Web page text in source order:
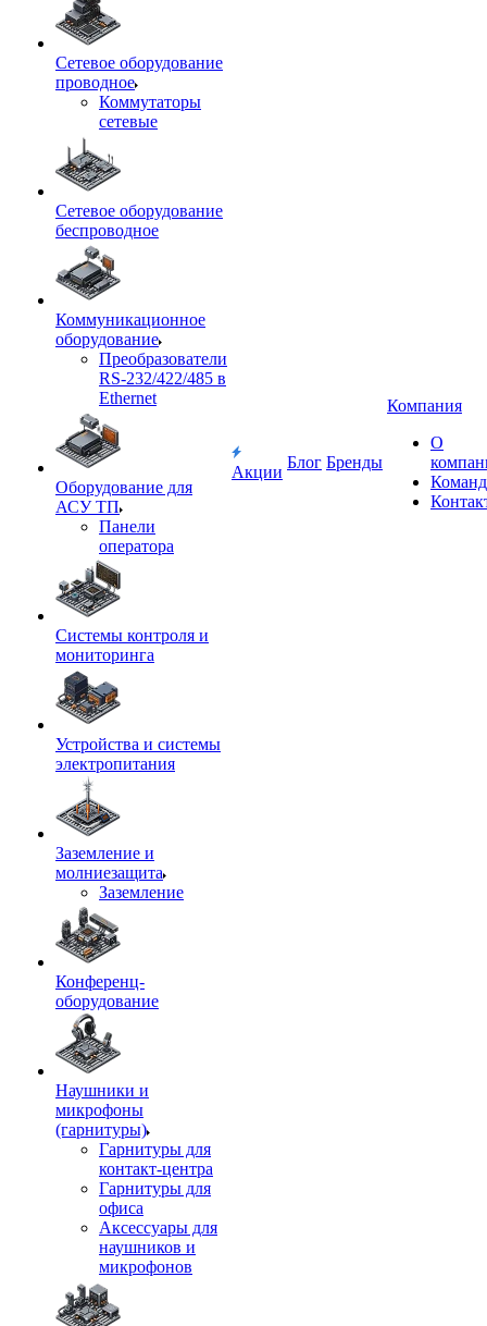
Сетевое оборудование
проводное
Коммутаторы
сетевые
Сетевое оборудование
беспроводное
Коммуникационное
оборудование
Преобразователи
RS-232/422/485 в
Ethernet
Оборудование для
АСУ ТП
Панели
оператора
Системы контроля и
мониторинга
Устройства и системы
электропитания
Заземление и
молниезащита
Заземление
Конференц-
оборудование
Наушники и
микрофоны
(гарнитуры)
Гарнитуры для
контакт-центра
Гарнитуры для
офиса
Аксессуары для
наушников и
микрофонов
Акции
Блог Бренды
Компания
О